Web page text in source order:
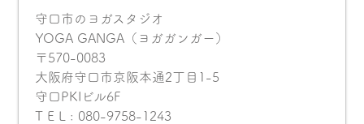
守口市のヨガスタジオ
YOGA GANGA（ヨガガンガー）
〒570-0083
大阪府守口市京阪本通2丁目1-5
守口PKIビル6F
T E L : 080-9758-1243